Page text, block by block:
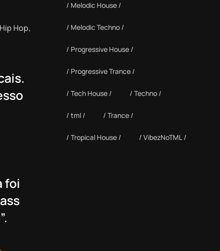
Hop,
foi
Melodic House
Melodic Techno
Progressive House
Progressive Trance
Tech House Techno
tml Trance
Tropical House VibezNoTML